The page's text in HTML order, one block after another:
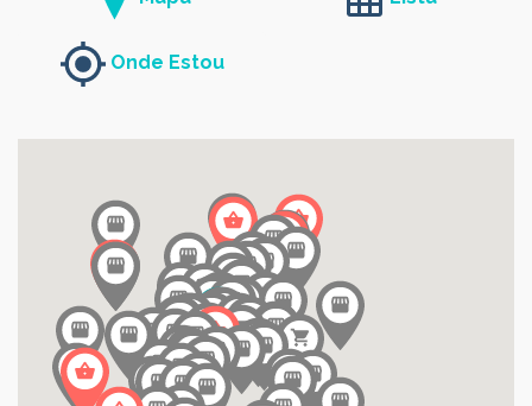
Onde Estou